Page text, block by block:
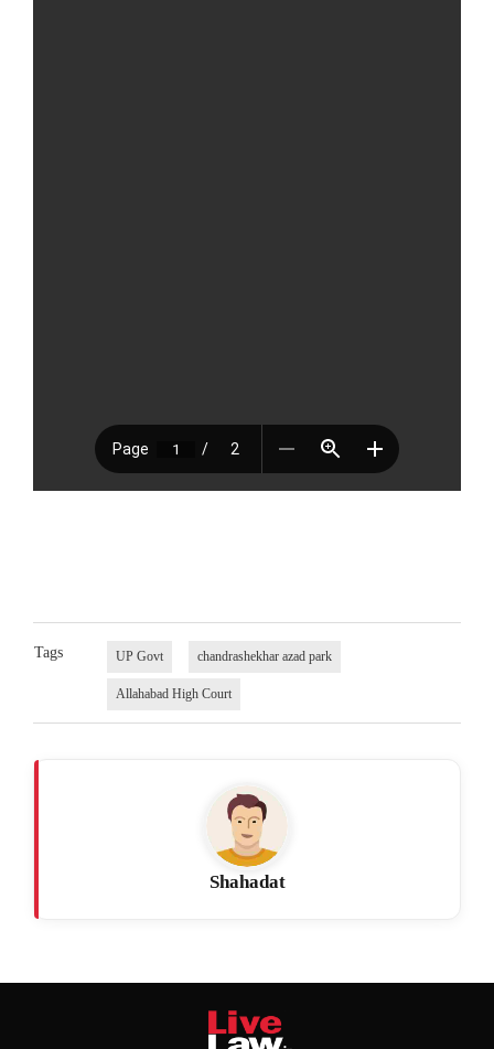
Tags UP Govt chandrashekhar azad park
Allahabad High Court
Shahadat